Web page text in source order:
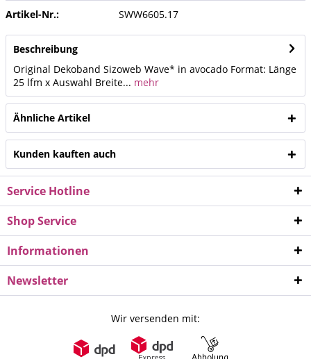
Artikel-Nr.: SWW6605.17
Beschreibung
Original Dekoband Sizoweb Wave* in avocado Format: Länge
25 lfm x Auswahl Breite... mehr
Ähnliche Artikel
Kunden kauften auch
Service Hotline
Shop Service
Informationen
Newsletter
Wir versenden mit: